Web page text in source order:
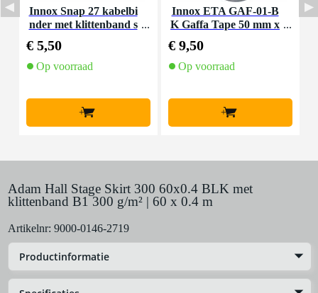
Innox Snap 27 kabelbi
nder met klittenband s
€ 5,50
Op voorraad
+
Innox ETA GAF-01-B
K Gaffa Tape 50 mm x
€ 9,50
Op voorraad
+
Adam Hall Stage Skirt 300 60x0.4 BLK met
klittenband B1 300 g/m² | 60 x 0.4 m
Artikelnr: 9000-0146-2719
Productinformatie